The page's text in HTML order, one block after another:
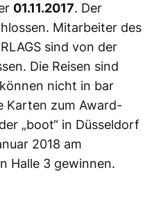
01.11.2017. Der
Mitarbeiter des
sind von der
Die Reisen sind
nicht in bar
Karten zum Award-
„boot“ in Düsseldorf
2018 am
Halle 3 gewinnen.